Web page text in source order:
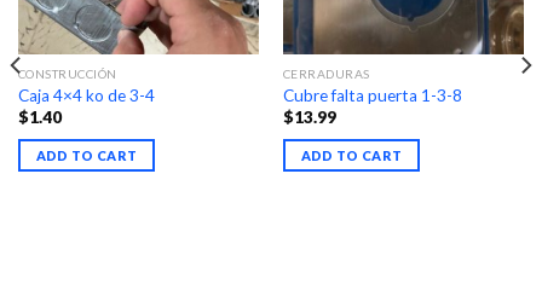
CONSTRUCCIÓN
Caja 4×4 ko de 3-4
$1.40
ADD TO CART
CERRADURAS
Cubre falta puerta 1-3-8
$13.99
ADD TO CART